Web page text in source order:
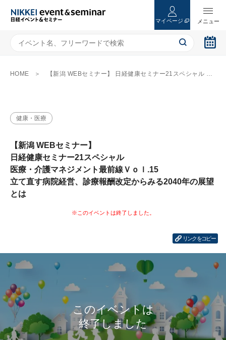
マイページ
HOME 【新潟 WEBセミナー】 日経健康セミナー21スペシャル 医療・介護マネジメント最前線Ｖｏｌ.15 立て直す病院経営、診療報酬改定からみる2040年の展望とは
健康・医療
【新潟 WEBセミナー】
日経健康セミナー21スペシャル
医療・介護マネジメント最前線Ｖｏｌ.15
立て直す病院経営、診療報酬改定からみる2040年の展望
とは
リンクをコピー